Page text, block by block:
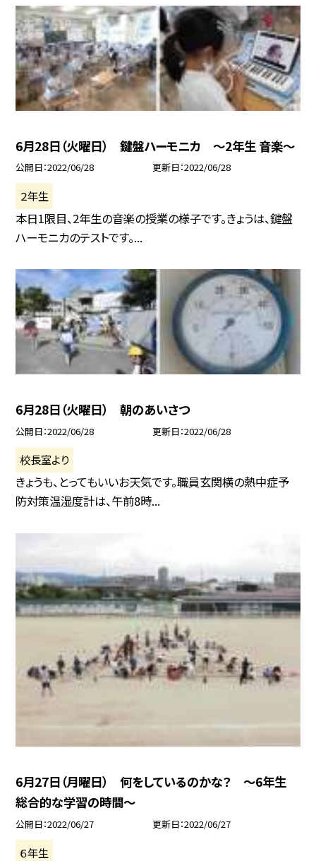
6月28日（火曜日） 鍵盤ハーモニカ 〜2年生 音楽〜
公開日 2022/06/28 更新日 2022/06/28
２年生
本日1限目、2年生の音楽の授業の様子です。きょうは、鍵盤
ハーモニカのテストです。...
6月28日（火曜日） 朝のあいさつ
公開日 2022/06/28 更新日 2022/06/28
校長室より
きょうも、とってもいいお天気です。職員玄関横の熱中症予
防対策温湿度計は、午前8時...
6月27日（月曜日） 何をしているのかな？ 〜6年生
総合的な学習の時間〜
公開日 2022/06/27 更新日 2022/06/27
６年生